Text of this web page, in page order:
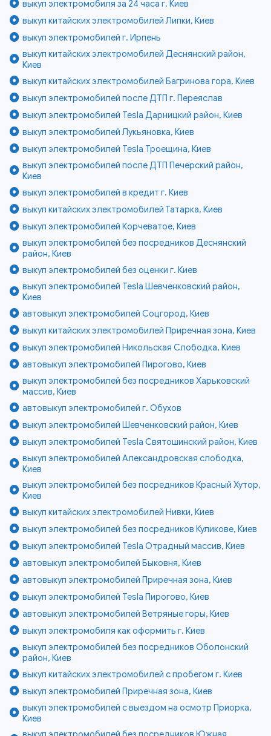
выкуп электромобиля за 24 часа г. Киев
выкуп китайских электромобилей Липки, Киев
выкуп электромобилей г. Ирпень
выкуп китайских электромобилей Деснянский район,
Киев
выкуп китайских электромобилей Багринова гора, Киев
выкуп электромобилей после ДТП г. Переяслав
выкуп электромобилей Tesla Дарницкий район, Киев
выкуп электромобилей Лукьяновка, Киев
выкуп электромобилей Tesla Троещина, Киев
выкуп электромобилей после ДТП Печерский район,
Киев
выкуп электромобилей в кредит г. Киев
выкуп китайских электромобилей Татарка, Киев
выкуп электромобилей Корчеватое, Киев
выкуп электромобилей без посредников Деснянский
район, Киев
выкуп электромобилей без оценки г. Киев
выкуп электромобилей Tesla Шевченковский район,
Киев
автовыкуп электромобилей Соцгород, Киев
выкуп китайских электромобилей Приречная зона, Киев
выкуп электромобилей Никольская Слободка, Киев
автовыкуп электромобилей Пирогово, Киев
выкуп электромобилей без посредников Харьковский
массив, Киев
автовыкуп электромобилей г. Обухов
выкуп электромобилей Шевченковский район, Киев
выкуп электромобилей Tesla Святошинский район, Киев
выкуп электромобилей Александровская слободка,
Киев
выкуп электромобилей без посредников Красный Хутор,
Киев
выкуп китайских электромобилей Нивки, Киев
выкуп электромобилей без посредников Куликове, Киев
выкуп электромобилей Tesla Отрадный массив, Киев
автовыкуп электромобилей Быковня, Киев
автовыкуп электромобилей Приречная зона, Киев
выкуп электромобилей Tesla Пирогово, Киев
автовыкуп электромобилей Ветряные горы, Киев
выкуп электромобиля как оформить г. Киев
выкуп электромобилей без посредников Оболонский
район, Киев
выкуп китайских электромобилей с пробегом г. Киев
выкуп электромобилей Приречная зона, Киев
выкуп электромобилей с выездом на осмотр Приорка,
Киев